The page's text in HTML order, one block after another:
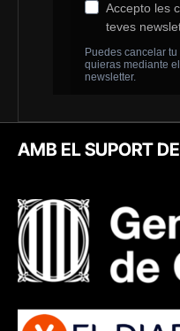
AMB EL SUPORT DE